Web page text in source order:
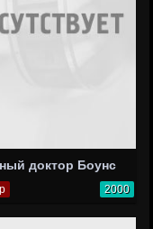
доктор Боунс
2000